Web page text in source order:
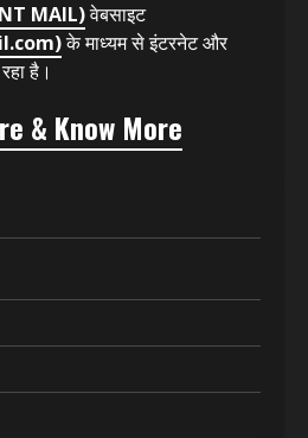
MAIL)वेबसाइट
के माध्यम से इंटरनेट और
है।
& Know More